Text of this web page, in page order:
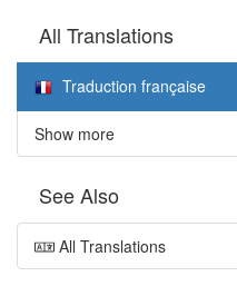
All Translations
Traduction française
Show more
See Also
All Translations